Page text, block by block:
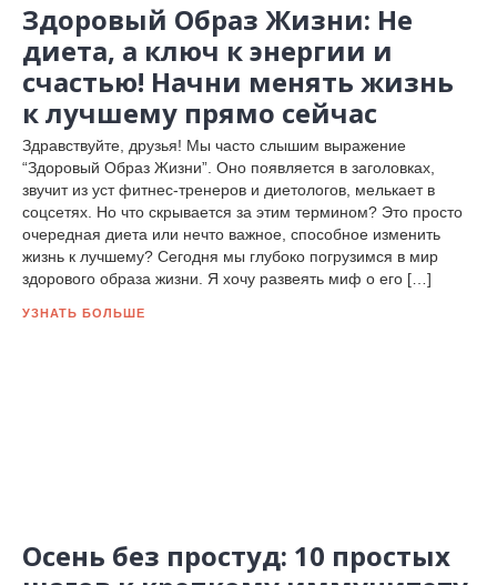
Здоровый Образ Жизни: Не
диета, а ключ к энергии и
счастью! Начни менять жизнь
к лучшему прямо сейчас
Здравствуйте, друзья! Мы часто слышим выражение
“Здоровый Образ Жизни”. Оно появляется в заголовках,
звучит из уст фитнес-тренеров и диетологов, мелькает в
соцсетях. Но что скрывается за этим термином? Это просто
очередная диета или нечто важное, способное изменить
жизнь к лучшему? Сегодня мы глубоко погрузимся в мир
здорового образа жизни. Я хочу развеять миф о его […]
УЗНАТЬ БОЛЬШЕ
Осень без простуд: 10 простых